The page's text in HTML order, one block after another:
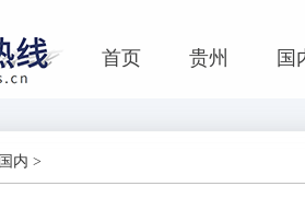
首页 贵州 国
国内 >